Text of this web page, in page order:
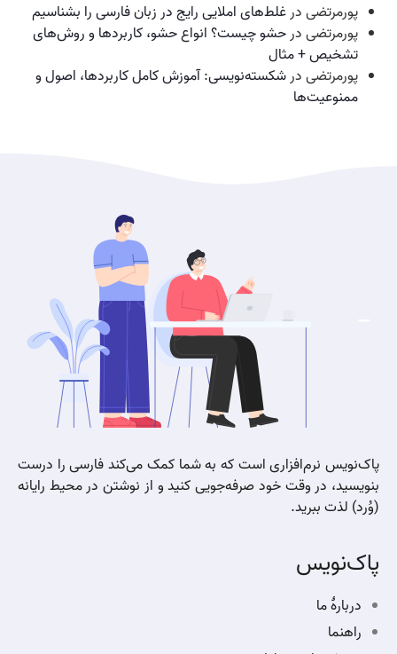
پورمرتضیدرغلط‌های املایی رایج در زبان فارسی را بشناسیم
پورمرتضیدرحشو چیست؟ انواع حشو، کاربردها و روش‌های
تشخیص + مثال
پورمرتضیدرشکسته‌نویسی: آموزش کامل کاربردها، اصول و
ممنوعیت‌ها
پاک‌نویس
دربارهٔ ما
راهنما
پاک‌نویس نرم‌افزاری است که به شما کمک می‌کند فارسی را درست
بنویسید، در وقت خود صرفه‌جویی کنید و از نوشتن در محیط رایانه
(وُرد) لذت ببرید.